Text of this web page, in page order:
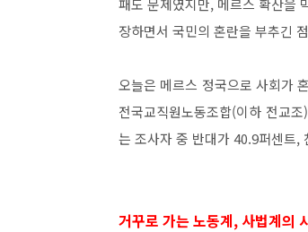
패도 문제였지만, 메르스 확산을
장하면서 국민의 혼란을 부추긴
오늘은 메르스 정국으로 사회가
전국교직원노동조합(이하 전교
는 조사자 중 반대가 40.9퍼센트,
거꾸로 가는 노동계, 사법계의